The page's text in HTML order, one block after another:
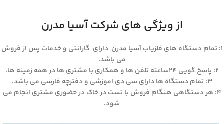
از ویژگی های شرکت آسیا مدرن
۱: تمام دستگاه های فلزیاب آسیا مدرن دارای گارانتی و خدمات پس از فروش
می باشد.
۲: پاسخ گویی ۲۴ساعته تلفن ها و همکاری با مشتری ها در همه زمینه ها.
۳: تمام دستگاه ها دارای سی دی اموزشی و دفترچه فارسی می باشد.
۴: هر دستگاهی هنگام فروش با تست در خاک در حضوری مشتری انجام می
شود.